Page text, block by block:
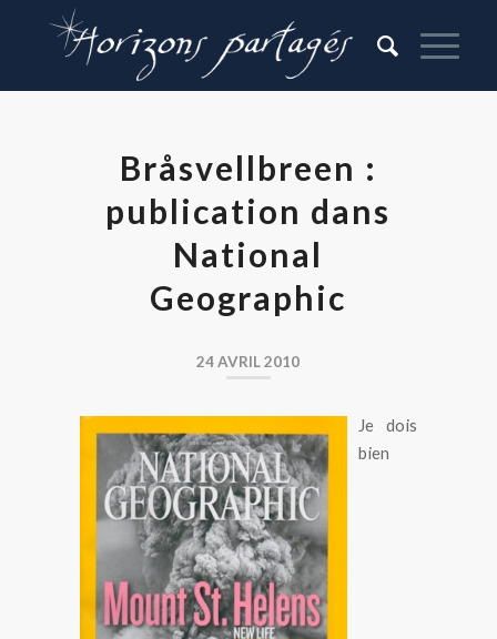
Bråsvellbreen :
publication dans
National
Geographic
24 AVRIL 2010
Je dois
bien